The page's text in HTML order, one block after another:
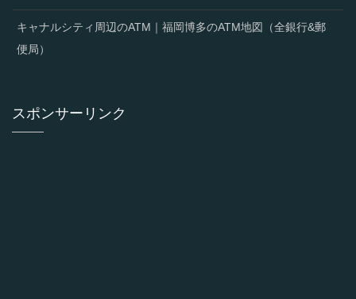
キャナルシティ周辺のATM｜福岡博多のATM地図（全銀行&郵
便局）
スポンサーリンク